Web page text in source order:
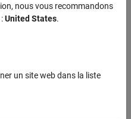
this information?
nous vous recommandons
United States.
un site web dans la liste